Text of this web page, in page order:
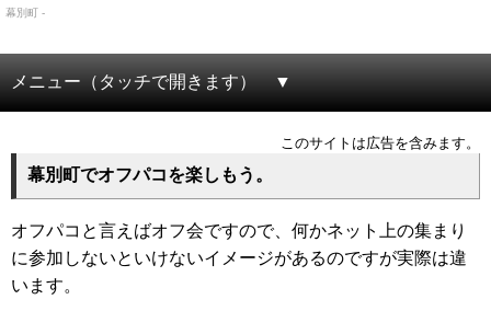
幕別町 -
メニュー（タッチで開きます）
このサイトは広告を含みます。
幕別町でオフパコを楽しもう。
オフパコと言えばオフ会ですので、何かネット上の集まり
に参加しないといけないイメージがあるのですが実際は違
います。